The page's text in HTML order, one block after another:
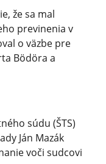
že sa mal
previnenia v
o väzbe pre
Bödöra a
súdu (ŠTS)
Ján Mazák
voči sudcovi